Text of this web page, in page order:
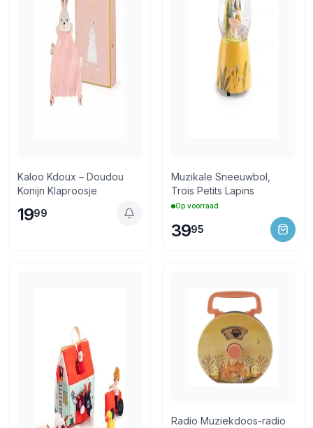
Kaloo Kdoux – Doudou
Konijn Klaproosje
1999
Muzikale Sneeuwbol,
Trois Petits Lapins
Op voorraad
3995
Radio Muziekdoos-radio